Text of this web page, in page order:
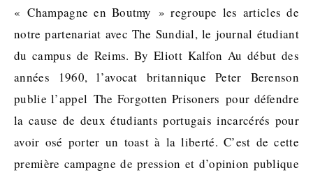
« Champagne en Boutmy » regroupe les articles de
notre partenariat avec The Sundial, le journal étudiant
du campus de Reims. By Eliott Kalfon Au début des
années 1960, l’avocat britannique Peter Berenson
publie l’appel The Forgotten Prisoners pour défendre
la cause de deux étudiants portugais incarcérés pour
avoir osé porter un toast à la liberté. C’est de cette
première campagne de pression et d’opinion publique